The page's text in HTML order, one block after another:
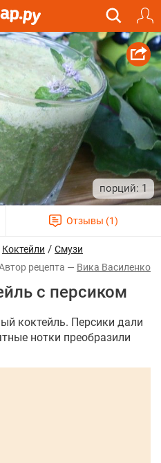
1
Коктейли / Смузи
Вика Василенко
с персиком
коктейль. Персики дали
нотки преобразили